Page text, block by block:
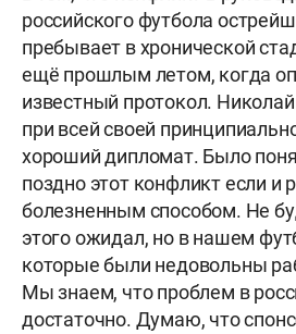
российского футбола
пребывает в хронической
ещё прошлым летом, когда
известный протокол.
при всей своей
хороший дипломат. Было
поздно этот конфликт если и
болезненным способом. Не
этого ожидал, но в нашем
которые были недовольны
Мы знаем, что проблем в
достаточно. Думаю, что